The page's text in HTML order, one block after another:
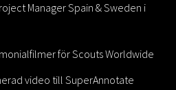
Manager Spain & Sweden i
för Scouts Worldwide
video till SuperAnnotate